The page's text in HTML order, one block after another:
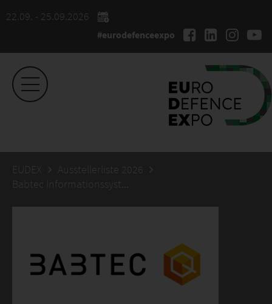
22.09. - 25.09.2026
#eurodefenceexpo
EUDEX
Ausstellerliste 2026
Babtec Informationssysteme GmbH